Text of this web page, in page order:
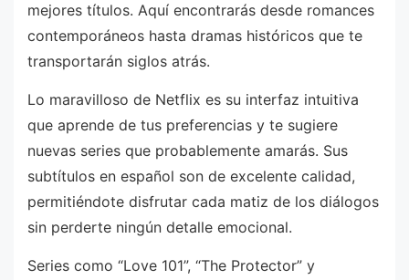
mejores títulos. Aquí encontrarás desde romances
contemporáneos hasta dramas históricos que te
transportarán siglos atrás.
Lo maravilloso de Netflix es su interfaz intuitiva
que aprende de tus preferencias y te sugiere
nuevas series que probablemente amarás. Sus
subtítulos en español son de excelente calidad,
permitiéndote disfrutar cada matiz de los diálogos
sin perderte ningún detalle emocional.
Series como “Love 101”, “The Protector” y